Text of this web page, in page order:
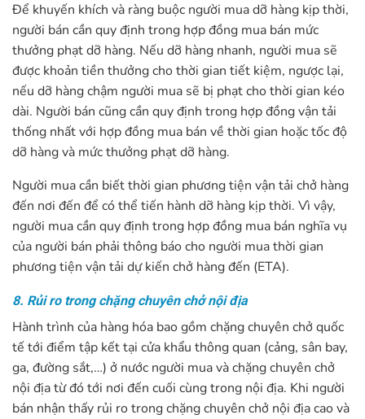
Để khuyến khích và ràng buộc người mua dỡ hàng kịp thời,
người bán cần quy định trong hợp đồng mua bán mức
thưởng phạt dỡ hàng. Nếu dỡ hàng nhanh, người mua sẽ
được khoản tiền thưởng cho thời gian tiết kiệm, ngược lại,
nếu dỡ hàng chậm người mua sẽ bị phạt cho thời gian kéo
dài. Người bán cũng cần quy định trong hợp đồng vận tải
thống nhất với hợp đồng mua bán về thời gian hoặc tốc độ
dỡ hàng và mức thưởng phạt dỡ hàng.
Người mua cần biết thời gian phương tiện vận tải chở hàng
đến nơi đến để có thể tiến hành dỡ hàng kịp thời. Vì vậy,
người mua cần quy định trong hợp đồng mua bán nghĩa vụ
của người bán phải thông báo cho người mua thời gian
phương tiện vận tải dự kiến chở hàng đến (ETA).
8. Rủi ro trong chặng chuyên chở nội địa
Hành trình của hàng hóa bao gồm chặng chuyên chở quốc
tế tới điểm tập kết tại cửa khẩu thông quan (cảng, sân bay,
ga, đường sắt,…) ở nước người mua và chặng chuyên chở
nội địa từ đó tới nơi đến cuối cùng trong nội địa. Khi người
bán nhận thấy rủi ro trong chặng chuyên chở nội địa cao và